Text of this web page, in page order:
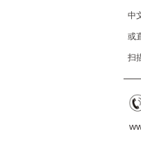
中
或
扫